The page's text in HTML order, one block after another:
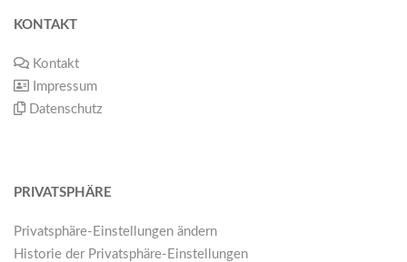
KONTAKT
Kontakt
Impressum
Datenschutz­
PRIVATSPHÄRE
Privatsphäre-Einstellungen ändern
Historie der Privatsphäre-Einstellungen